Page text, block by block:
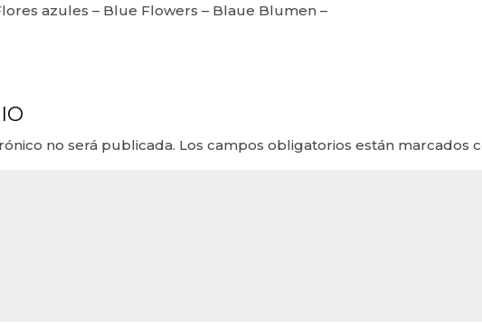
azules – Blue Flowers – Blaue Blumen –
no será publicada. Los campos obligatorios están marcados